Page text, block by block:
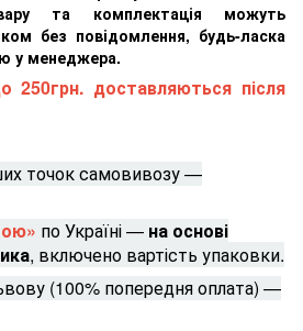
та комплектація можуть
без повідомлення, будь-ласка
у менеджера.
250грн. доставляються після
точок самовивозу —
по Україні — на основі
, включено вартість упаковки.
(100% попередня оплата) —